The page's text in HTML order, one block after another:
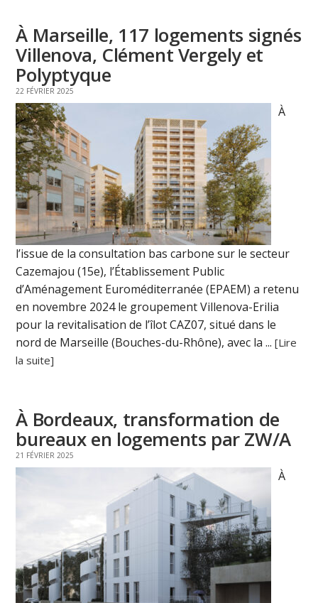
À Marseille, 117 logements signés
Villenova, Clément Vergely et
Polyptyque
22 FÉVRIER 2025
À
l’issue de la consultation bas carbone sur le secteur
Cazemajou (15e), l’Établissement Public
d’Aménagement Euroméditerranée (EPAEM) a retenu
en novembre 2024 le groupement Villenova-Erilia
pour la revitalisation de l’îlot CAZ07, situé dans le
nord de Marseille (Bouches-du-Rhône), avec la ...[Lire
la suite]
À Bordeaux, transformation de
bureaux en logements par ZW/A
21 FÉVRIER 2025
À